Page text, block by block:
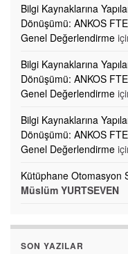
Bilgi Kaynaklarına
Dönüşümü: ANKOS
Genel Değerlendirme
Bilgi Kaynaklarına
Dönüşümü: ANKOS
Genel Değerlendirme
Bilgi Kaynaklarına
Dönüşümü: ANKOS
Genel Değerlendirme
Kütüphane Otomasyon
Müslüm YURTSEVEN
SON YAZILAR